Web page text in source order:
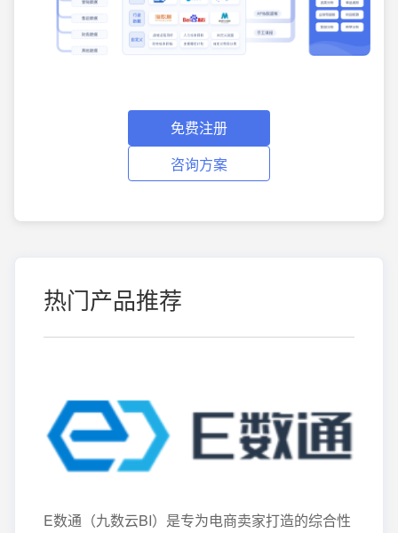
免费注册
咨询方案
热门产品推荐
E数通（九数云BI）是专为电商卖家打造的综合性